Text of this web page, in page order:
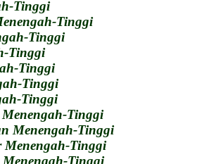
Tinggi
Tinggi
Tinggi
Tinggi
Tinggi
Tinggi
Tinggi
Tinggi
Menengah-Tinggi
Menengah-Tinggi
Tinggi